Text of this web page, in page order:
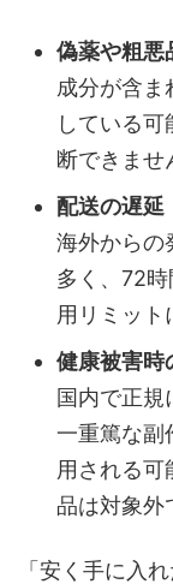
偽薬や粗悪
成分が含ま
している
断できませ
配送の遅延
海外からの
多く、72
用リミット
健康被害時
国内で正規
一重篤な副
用される可
品は対象外
「安く手に入